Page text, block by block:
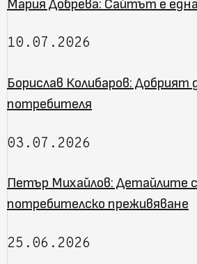
Мария Добрева: Сайтът е
10.07.2026
Борислав Колибаров:
потребителя
03.07.2026
Петър Михайлов: Детайлите
потребителско преживяване
25.06.2026